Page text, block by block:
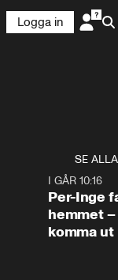
Logga in
SE ALLA
I GÅR 10:16
Per-Inge
hemmet
komma ut